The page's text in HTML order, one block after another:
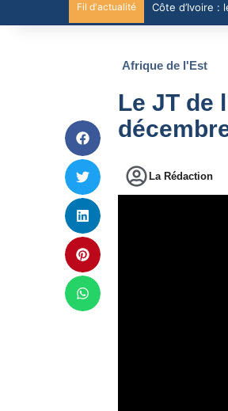
Fil d'actualité Côte d’Ivoire :
Afrique de l'Est
Le JT de
La Rédaction